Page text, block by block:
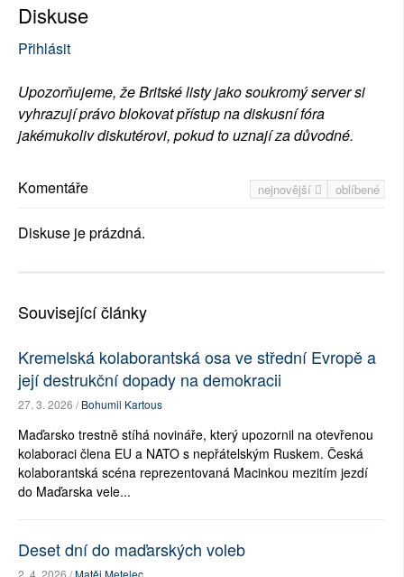
Diskuse
Přihlásit
Upozorňujeme, že Britské listy jako soukromý server si
vyhrazují právo blokovat přístup na diskusní fóra
jakémukoliv diskutérovi, pokud to uznají za důvodné.
nejnovější oblíbené
Komentáře
Diskuse je prázdná.
Související články
Kremelská kolaborantská osa ve střední Evropě a
její destrukční dopady na demokracii
27. 3. 2026 /Bohumil Kartous
Maďarsko trestně stíhá novináře, který upozornil na otevřenou
kolaboraci člena EU a NATO s nepřátelským Ruskem. Česká
kolaborantská scéna reprezentovaná Macinkou mezitím jezdí
do Maďarska vele...
Deset dní do maďarských voleb